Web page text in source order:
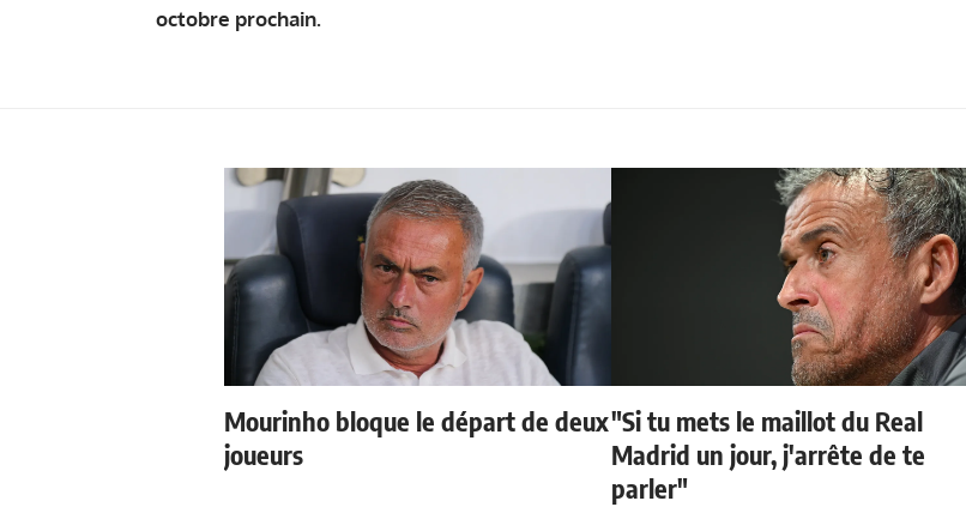
octobre prochain.
Mourinho bloque le départ de deux
joueurs
"Si tu mets le maillot du Real
Madrid un jour, j'arrête de te
parler"